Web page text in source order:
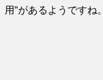
用”があるようですね。